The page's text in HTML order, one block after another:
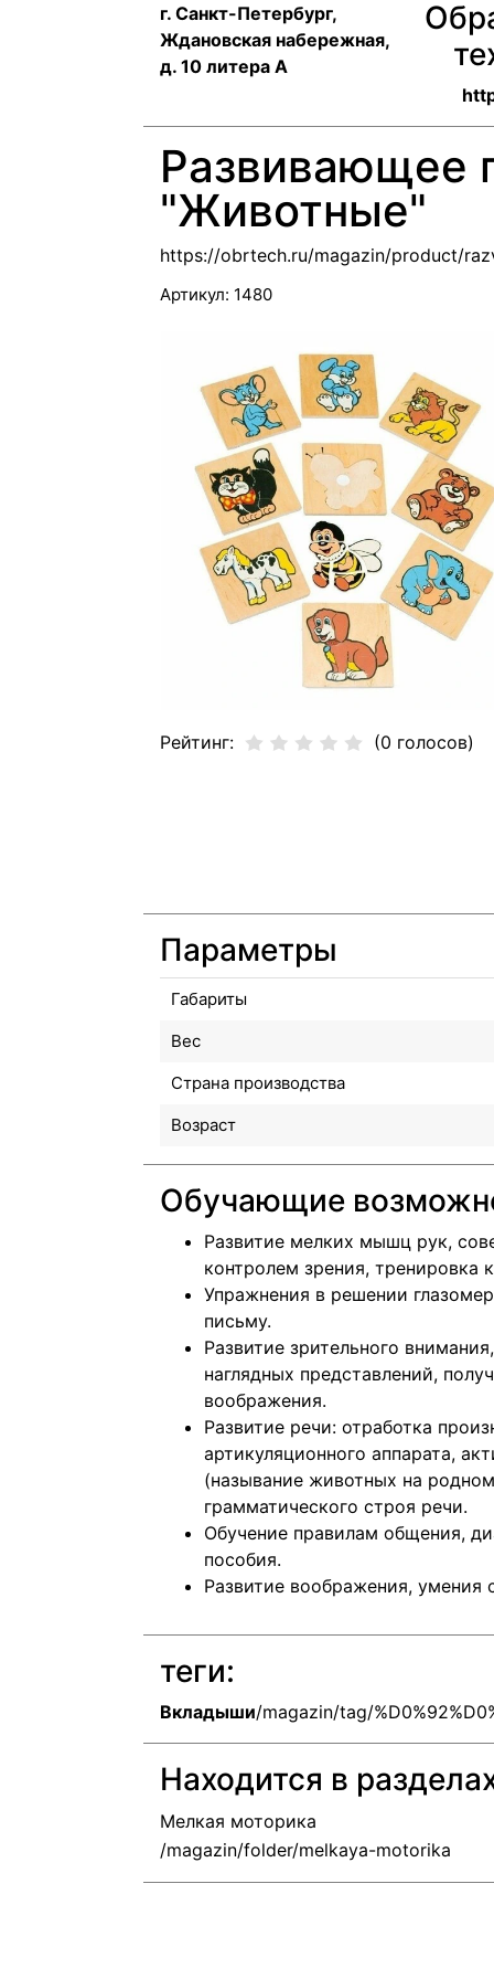
г. Санкт-Петербург,
Ждановская набережная,
д. 10 литера А
Развивающее
"Животные"
https://obrtech.ru/magazin/product/
Артикул: 1480
Рейтинг: (0 голосов)
Параметры
Габариты
Вес
Страна производства
Возраст
Обучающие
Развитие мелких мышц рук,
контролем зрения, тренировка
Упражнения в решении
письму.
Развитие зрительного
наглядных представлений,
воображения.
Развитие речи: отработка
артикуляционного аппарата,
(называние животных на
грамматического строя речи.
Обучение правилам общения,
пособия.
Развитие воображения, умения
теги:
Вкладыши/magazin/tag/
Находится в
Мелкая моторика